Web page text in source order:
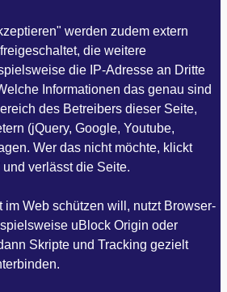
werden zudem extern
die weitere
die IP-Adresse an Dritte
Informationen das genau sind
des Betreibers dieser Seite,
(jQuery, Google, Youtube,
Wer das nicht möchte, klickt
verlässt die Seite.
im Web schützen will, nutzt Browser-
uBlock Origin oder
Skripte und Tracking gezielt